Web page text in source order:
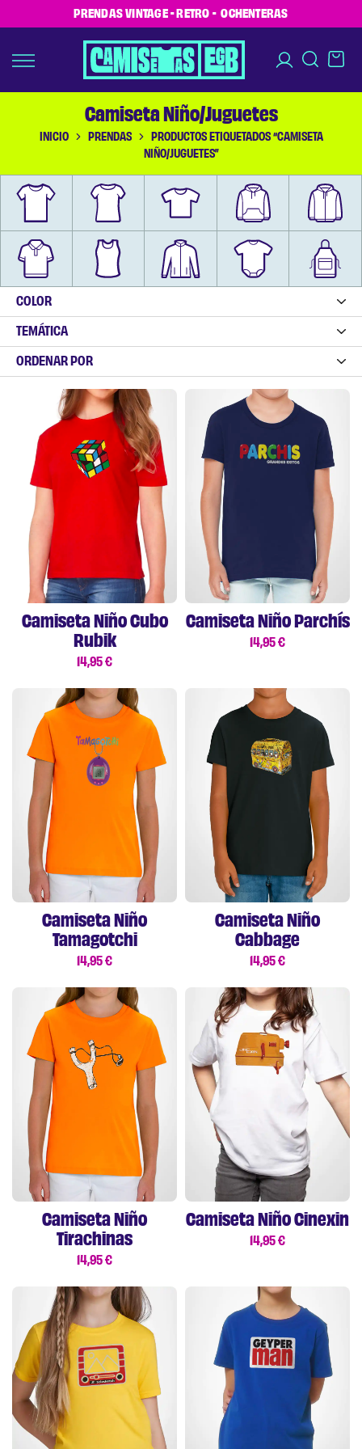
PRENDAS VINTAGE - RETRO - OCHENTERAS
INICIO PRENDAS
PRODUCTOS ETIQUETADOS “CAMISETA
NIÑO/JUGUETES”
Camiseta Niño/Juguetes
COLOR
TEMÁTICA
ORDENAR POR
Camiseta Niño Cubo
Rubik
14,95 €
Camiseta Niño Parchís
14,95 €
Camiseta Niño
Tamagotchi
14,95 €
Camiseta Niño
Cabbage
14,95 €
Camiseta Niño
Tirachinas
14,95 €
Camiseta Niño Cinexin
14,95 €